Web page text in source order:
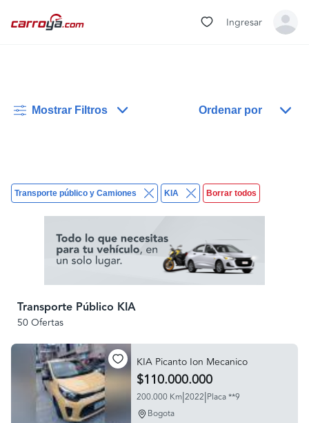
Ingresar
Mostrar Filtros Ordenar por
Transporte público y Camiones KIA Borrar todos
Transporte Público KIA
50 Ofertas
KIA Picanto Ion Mecanico
$110.000.000
200.000 Km|2022|Placa **9
Bogota